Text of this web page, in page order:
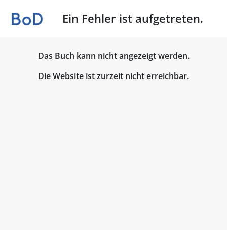
Ein Fehler ist aufgetreten.
Das Buch kann nicht angezeigt werden.
Die Website ist zurzeit nicht erreichbar.